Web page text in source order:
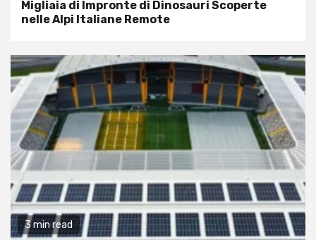
Migliaia di Impronte di Dinosauri Scoperte
nelle Alpi Italiane Remote
3 min read